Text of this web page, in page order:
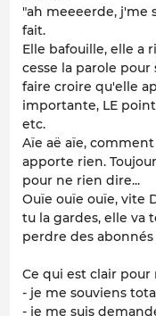
"ah meeeerde, j'me
fait.
Elle bafouille, elle a
cesse la parole
faire croire qu'elle
importante, LE
etc.
Aïe aë aïe,
apporte rien.
pour ne rien dire...
Ouïe ouïe ouïe, vite
tu la gardes, elle va
perdre des abonnés
Ce qui est clair pour
- je me souviens
- je me suis